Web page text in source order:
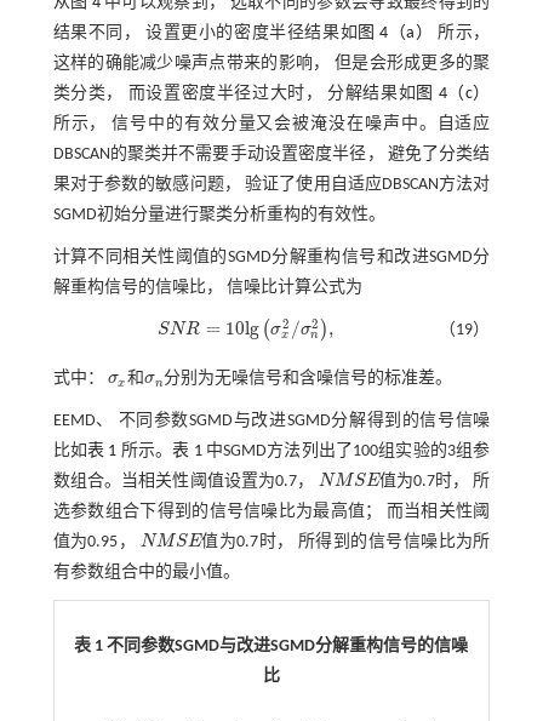
结果不同， 设置更小的密度半径结果如 图 4（a）
所示，
这样的确能减少噪声点带来的影响， 但是会形成更多的聚
类分类， 而设置密度半径过大时， 分解结果如 图 4（c）
所示， 信号中的有效分量又会被淹没在噪声中。自适应
DBSCAN的聚类并不需要手动设置密度半径， 避免了分类结
果对于参数的敏感问题， 验证了使用自适应DBSCAN方法对
SGMD初始分量进行聚类分析重构的有效性。
计算不同相关性阈值的SGMD分解重构信号和改进SGMD分
解重构信号的信噪比， 信噪比计算公式为
SNR = 10lg (σ2
x /σ2
n ),
SNR=10lg σx2/σ n2, （19）
式中： σx
σx 和σn
σn分别为无噪信号和含噪信号的标准差。
EEMD、 不同参数SGMD与改进SGMD分解得到的信号信噪
比如表 1 所示。表 1中SGMD方法列出了100组实验的3组参
数组合。当相关性阈值设置为0.7， NM SE
NMSE
值为0.7时， 所
选参数组合下得到的信号信噪比为最高值； 而当相关性阈
值为0.95， NM SE
NMSE
值为0.7时， 所得到的信号信噪比为所
有参数组合中的最小值。
表 1 不同参数SGMD与改进SGMD分解重构信号的信噪
比